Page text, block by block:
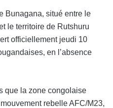
Bunagana, situé entre le
le territoire de Rutshuru
officiellement jeudi 10
en l’absence
que la zone congolaise
rebelle AFC/M23,